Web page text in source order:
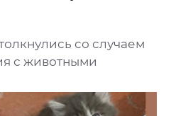
со случаем
с животными